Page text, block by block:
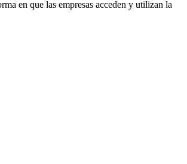
en que las empresas acceden y utilizan la